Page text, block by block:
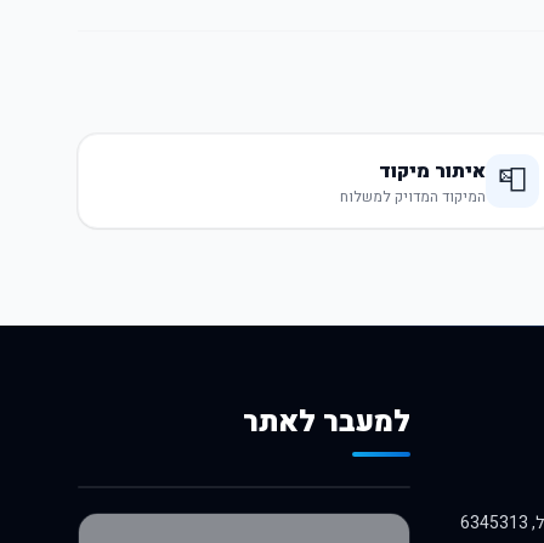
📮 איתור מיקוד
המיקוד המדויק למשלוח
למעבר לאתר
לרכישה באלי אקספרס